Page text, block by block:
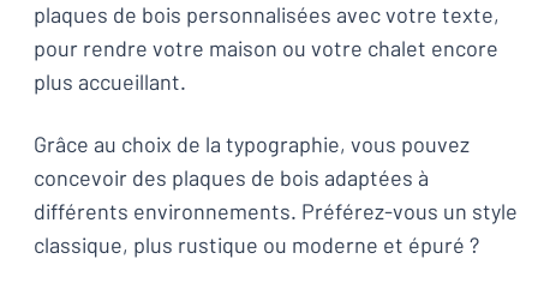
plaques de bois personnalisées avec votre texte,
pour rendre votre maison ou votre chalet encore
plus accueillant.
Grâce au choix de la typographie, vous pouvez
concevoir des plaques de bois adaptées à
différents environnements. Préférez-vous un style
classique, plus rustique ou moderne et épuré ?